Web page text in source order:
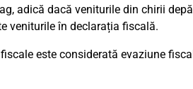
adică dacă veniturile din chirii
veniturile în declarația fiscală.
este considerată evaziune